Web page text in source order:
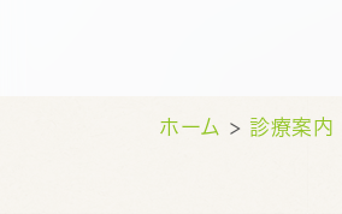
ホーム > 診療案内